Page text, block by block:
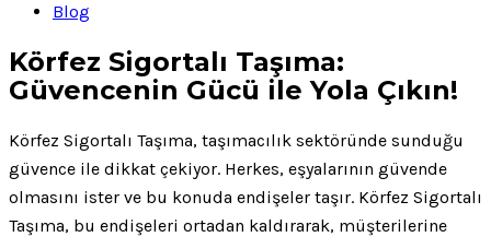
Blog
Körfez Sigortalı Taşıma:
Güvencenin Gücü ile Yola Çıkın!
Körfez Sigortalı Taşıma, taşımacılık sektöründe sunduğu
güvence ile dikkat çekiyor. Herkes, eşyalarının güvende
olmasını ister ve bu konuda endişeler taşır. Körfez Sigortalı
Taşıma, bu endişeleri ortadan kaldırarak, müşterilerine